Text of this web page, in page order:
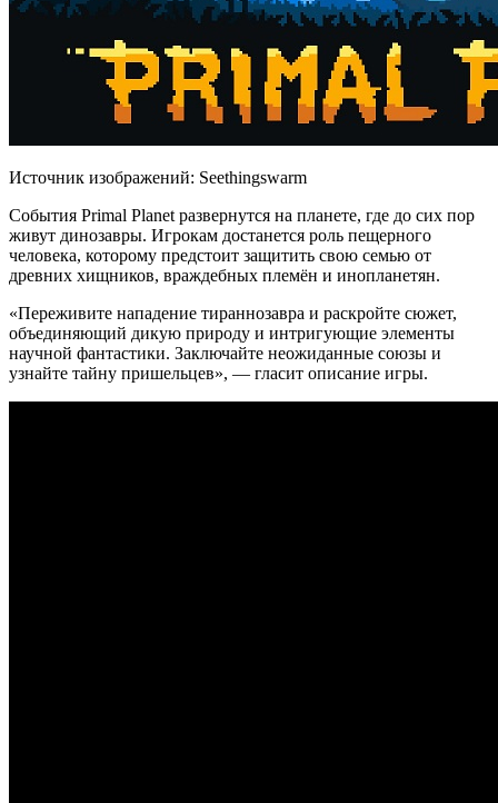
Источник изображений: Seethingswarm
События Primal Planet развернутся на планете, где до сих пор
живут динозавры. Игрокам достанется роль пещерного
человека, которому предстоит защитить свою семью от
древних хищников, враждебных племён и инопланетян.
«Переживите нападение тираннозавра и раскройте сюжет,
объединяющий дикую природу и интригующие элементы
научной фантастики. Заключайте неожиданные союзы и
узнайте тайну пришельцев», — гласит описание игры.